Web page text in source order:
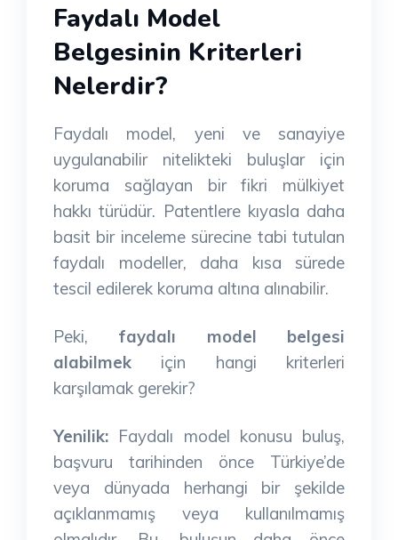
Faydalı Model
Belgesinin Kriterleri
Nelerdir?
Faydalı model, yeni ve sanayiye
uygulanabilir nitelikteki buluşlar için
koruma sağlayan bir fikri mülkiyet
hakkı türüdür. Patentlere kıyasla daha
basit bir inceleme sürecine tabi tutulan
faydalı modeller, daha kısa sürede
tescil edilerek koruma altına alınabilir.
Peki, faydalı model belgesi
alabilmek için hangi kriterleri
karşılamak gerekir?
Yenilik: Faydalı model konusu buluş,
başvuru tarihinden önce Türkiye’de
veya dünyada herhangi bir şekilde
açıklanmamış veya kullanılmamış